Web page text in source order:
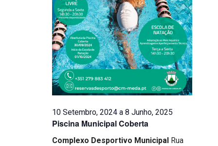
Eventos
Piscina Municipal Coberta
10 Setembro, 2024 a8 Junho, 2025
Complexo Desportivo Municipal Rua